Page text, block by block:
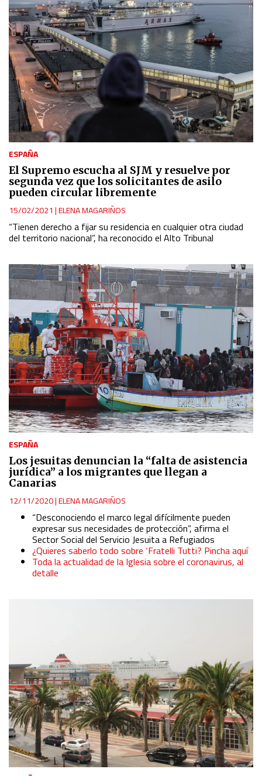
ESPAÑA
El Supremo escucha al SJM y resuelve por
segunda vez que los solicitantes de asilo
pueden circular libremente
15/02/2021 |ELENA MAGARIÑOS
“Tienen derecho a fijar su residencia en cualquier otra ciudad
del territorio nacional”, ha reconocido el Alto Tribunal
ESPAÑA
Los jesuitas denuncian la “falta de asistencia
jurídica” a los migrantes que llegan a
Canarias
12/11/2020|ELENA MAGARIÑOS
“Desconociendo el marco legal difícilmente pueden
expresar sus necesidades de protección”, afirma el
Sector Social del Servicio Jesuita a Refugiados
¿Quieres saberlo todo sobre ‘Fratelli Tutti? Pincha aquí
Toda la actualidad de la Iglesia sobre el coronavirus, al
detalle